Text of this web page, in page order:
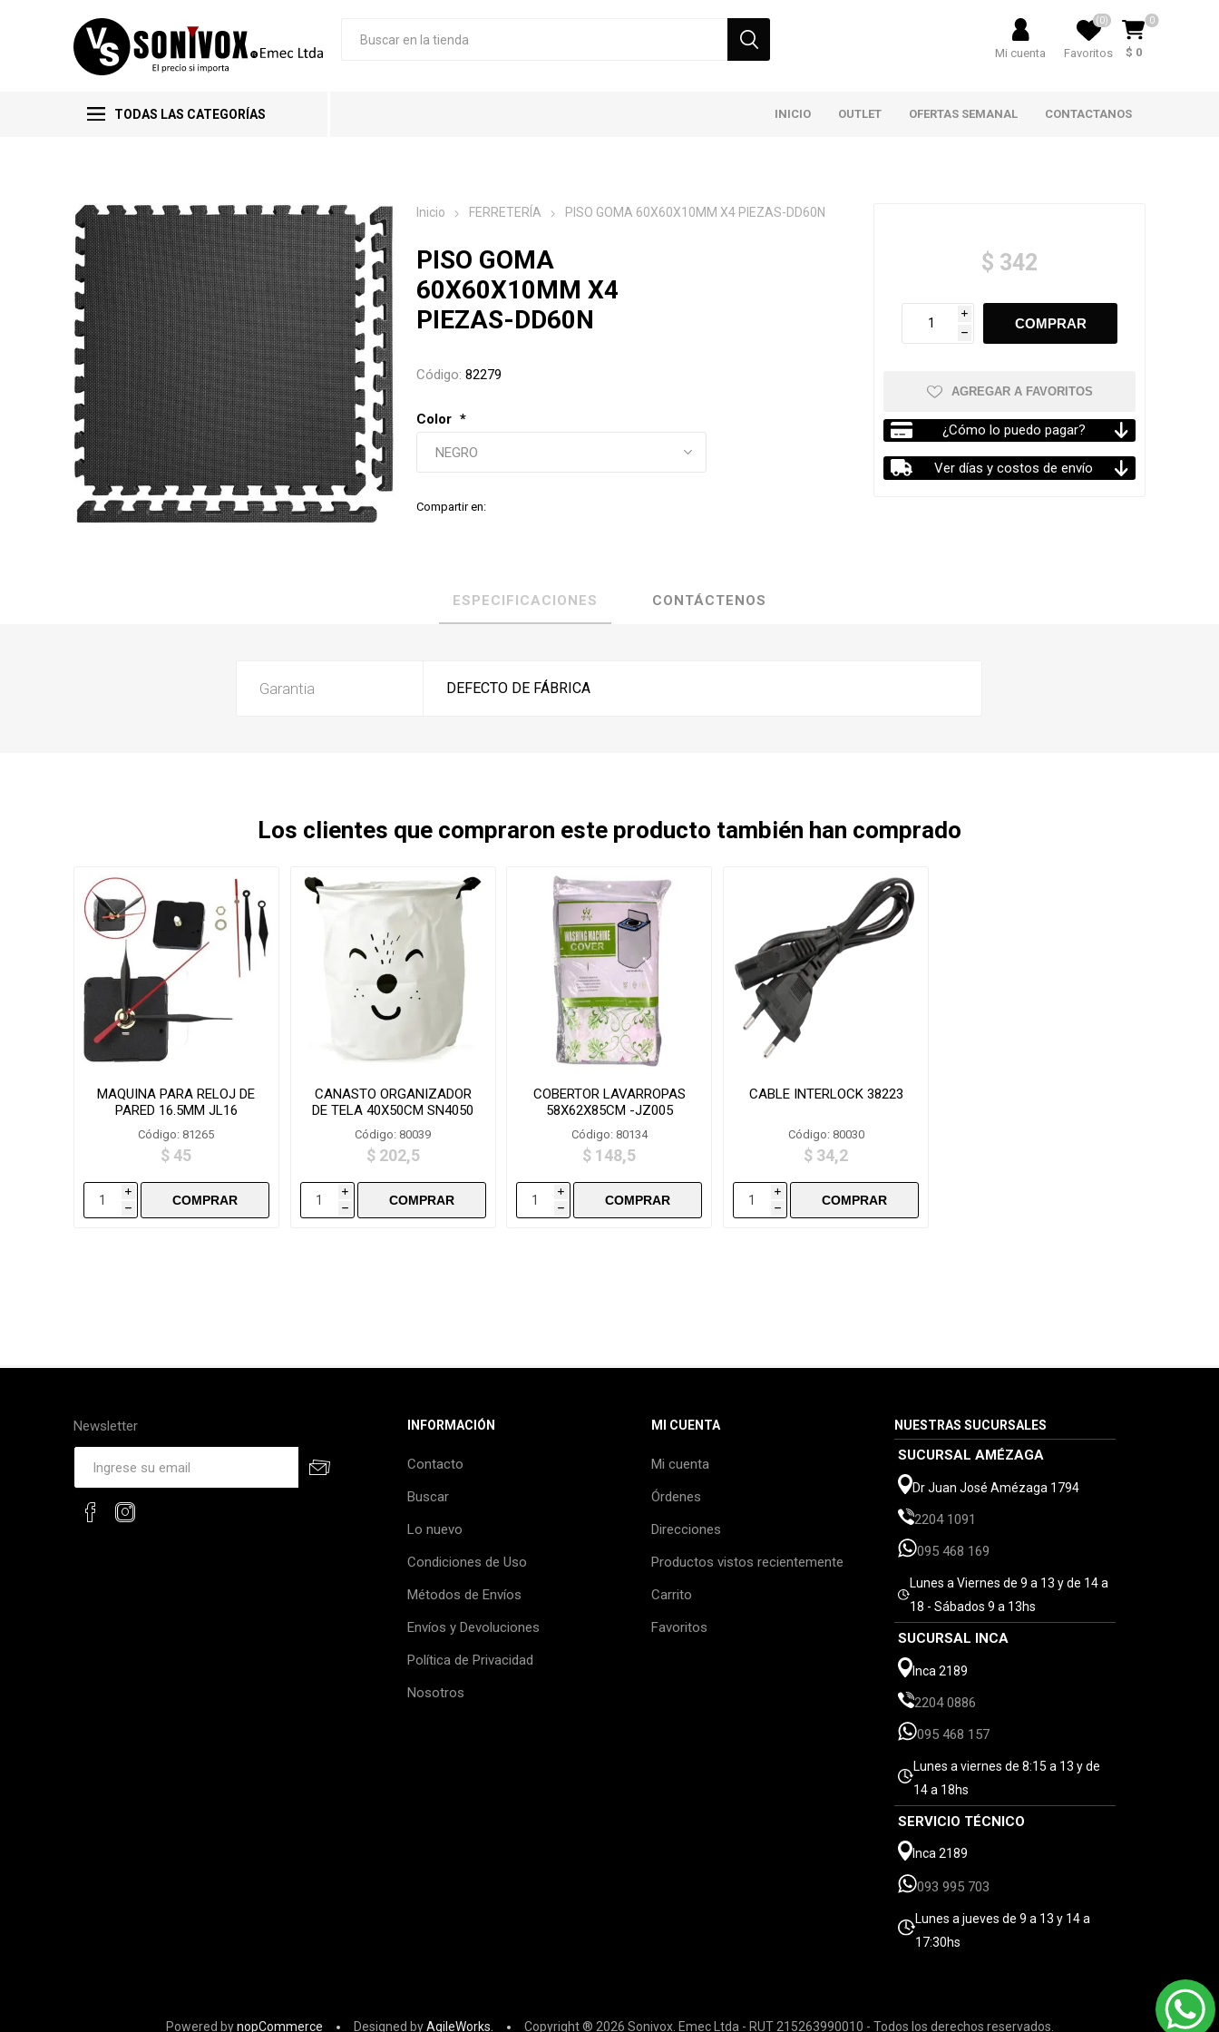
Mi cuenta Favoritos
(0) 0
$ 0
TODAS LAS CATEGORÍAS INICIO OUTLET OFERTAS SEMANAL CONTACTANOS
Inicio FERRETERÍA PISO GOMA 60X60X10MM X4 PIEZAS-DD60N
PISO GOMA
60X60X10MM X4
PIEZAS-DD60N
Código: 82279
Color *
Compartir en:
$ 342
i
h
AGREGAR A FAVORITOS
¿Cómo lo puedo pagar?
Ver días y costos de envío
ESPECIFICACIONES CONTÁCTENOS
Garantia DEFECTO DE FÁBRICA
Los clientes que compraron este producto también han comprado
MAQUINA PARA RELOJ DE
PARED 16.5MM JL16
Código: 81265
$ 45
i
h
CANASTO ORGANIZADOR
DE TELA 40X50CM SN4050
Código: 80039
$ 202,5
i
h
COBERTOR LAVARROPAS
58X62X85CM -JZ005
Código: 80134
$ 148,5
i
h
CABLE INTERLOCK 38223
Código: 80030
$ 34,2
i
h
Newsletter INFORMACIÓN
Contacto
Buscar
Lo nuevo
Condiciones de Uso
Métodos de Envíos
Envíos y Devoluciones
Política de Privacidad
Nosotros
MI CUENTA
Mi cuenta
Órdenes
Direcciones
Productos vistos recientemente
Carrito
Favoritos
NUESTRAS SUCURSALES
SUCURSAL AMÉZAGA
Dr Juan José Amézaga 1794
2204 1091
095 468 169
Lunes a Viernes de 9 a 13 y de 14 a
18 - Sábados 9 a 13hs
SUCURSAL INCA
Inca 2189
2204 0886
095 468 157
Lunes a viernes de 8:15 a 13 y de
14 a 18hs
SERVICIO TÉCNICO
Inca 2189
093 995 703
Lunes a jueves de 9 a 13 y 14 a
17:30hs
Powered bynopCommerce Designed byAgileWorks. Copyright ® 2026 Sonivox. Emec Ltda - RUT 215263990010 - Todos los derechos reservados.